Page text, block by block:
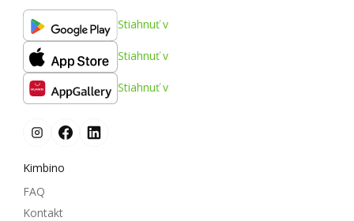
Stiahnuť v
Stiahnuť v
Stiahnuť v
Kimbino
FAQ
Kontakt